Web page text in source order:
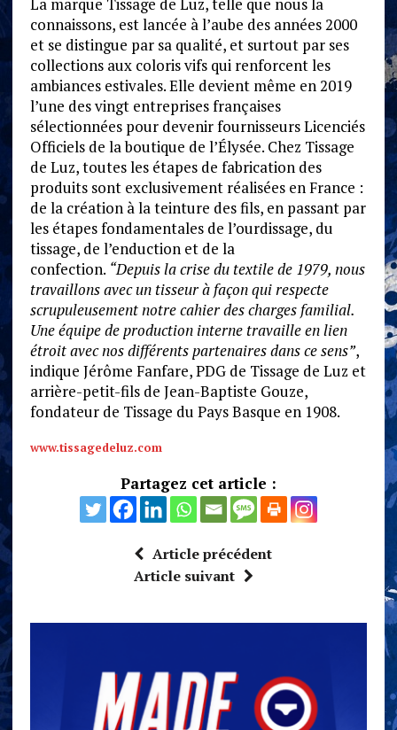
connaissons, est lancée à l’aube des années 2000
et se distingue par sa qualité, et surtout par ses
collections aux coloris vifs qui renforcent les
ambiances estivales. Elle devient même en 2019
l’une des vingt entreprises françaises
sélectionnées pour devenir fournisseurs Licenciés
Officiels de la boutique de l’Élysée. Chez Tissage
de Luz, toutes les étapes de fabrication des
produits sont exclusivement réalisées en France :
de la création à la teinture des fils, en passant par
les étapes fondamentales de l’ourdissage, du
tissage, de l’enduction et de la
confection. “Depuis la crise du textile de 1979, nous
travaillons avec un tisseur à façon qui respecte
scrupuleusement notre cahier des charges familial.
Une équipe de production interne travaille en lien
étroit avec nos différents partenaires dans ce sens”,
indique Jérôme Fanfare, PDG de Tissage de Luz et
arrière-petit-fils de Jean-Baptiste Gouze,
fondateur de Tissage du Pays Basque en 1908.
www.tissagedeluz.com
Partagez cet article :
Article précédent
Article suivant